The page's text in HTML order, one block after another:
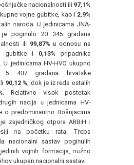
nacionalnosti ili 97,1%
vojne gubitke, kao i 2,9%
naroda. U jedinicama JNA-
poginulo 20 345 građana
ili 99,87% u odnosu na
gubitke i 0,13% pripadnika
U jedinicama HV-HVO ukupno
5 407 građana hrvatske
90,12 % , dok je iz reda ostalih
. Relativno visok postotak
nacija u jednicama HV-
o predominantno Bošnjacima
zajedničkog otpora ARBiH i
na početku rata. Treba
nacionalni sastav poginulih
vojnih formacija, nužno
ukupan nacionalni sastav.